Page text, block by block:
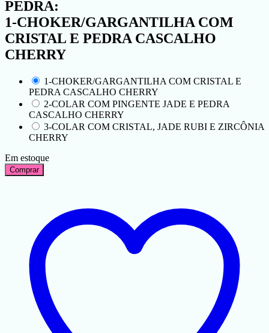
PEDRA:
1-CHOKER/GARGANTILHA COM
CRISTAL E PEDRA CASCALHO
CHERRY
1-CHOKER/GARGANTILHA COM CRISTAL E
PEDRA CASCALHO CHERRY
2-COLAR COM PINGENTE JADE E PEDRA
CASCALHO CHERRY
3-COLAR COM CRISTAL, JADE RUBI E ZIRCÔNIA
CHERRY
Em estoque
Comprar